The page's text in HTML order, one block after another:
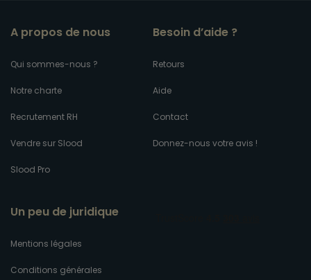
A propos de nous
Qui sommes-nous ?
Notre charte
Recrutement RH
Vendre sur Slood
Slood Pro
Besoin d’aide ?
Retours
Aide
Contact
Donnez-nous votre avis !
Un peu de juridique
Mentions légales
Conditions générales